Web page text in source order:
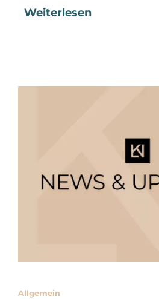
Weiterlesen
Allgemein